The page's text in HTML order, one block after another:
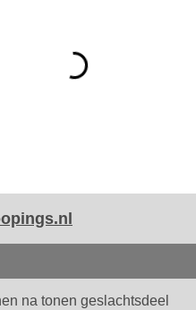
na tonen geslachtsdeel